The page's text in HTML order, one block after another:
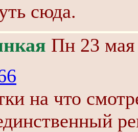
сюда.
Пн 23 мая
на что